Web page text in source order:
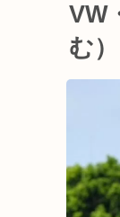
VW
む）